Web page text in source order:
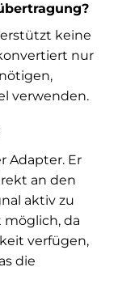
keine
nur
verwenden.
Adapter. Er
an den
aktiv zu
möglich, da
verfügen,
die